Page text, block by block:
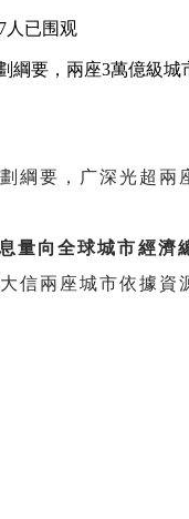
7人已围观
綱要，兩座3萬億級
綱要，广深光超兩
量向全球城市經
信兩座城市依據